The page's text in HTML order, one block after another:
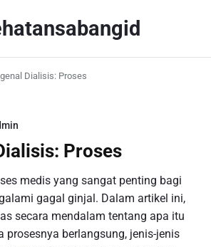
Dialisis: Proses
Proses
medis yang sangat penting bagi
gagal ginjal. Dalam artikel ini,
secara mendalam tentang apa itu
prosesnya berlangsung, jenis-jenis